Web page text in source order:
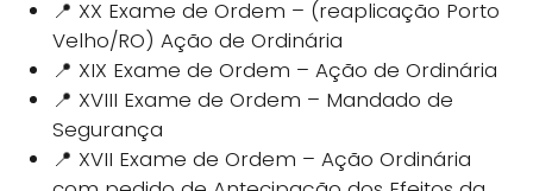
📍 XX Exame de Ordem – (reaplicação Porto
Velho/RO) Ação de Ordinária
📍 XIX Exame de Ordem – Ação de Ordinária
📍 XVIII Exame de Ordem – Mandado de
Segurança
📍 XVII Exame de Ordem – Ação Ordinária